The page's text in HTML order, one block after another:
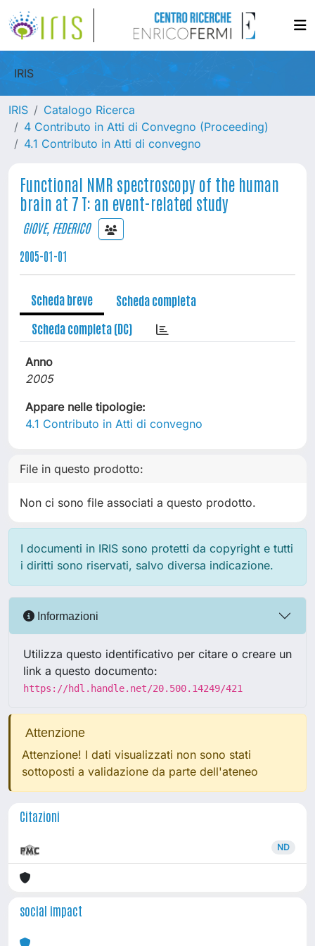
IRIS
IRIS
Catalogo Ricerca
4 Contributo in Atti di Convegno (Proceeding)
4.1 Contributo in Atti di convegno
Functional NMR spectroscopy of the human
brain at 7 T: an event-related study
GIOVE, FEDERICO
2005-01-01
Scheda breve
Scheda completa
Scheda completa (DC)
Anno
2005
Appare nelle tipologie:
4.1 Contributo in Atti di convegno
File in questo prodotto:
Non ci sono file associati a questo prodotto.
I documenti in IRIS sono protetti da copyright e tutti
i diritti sono riservati, salvo diversa indicazione.
Informazioni
Utilizza questo identificativo per citare o creare un
link a questo documento:
https://hdl.handle.net/20.500.14249/421
Attenzione
Attenzione! I dati visualizzati non sono stati
sottoposti a validazione da parte dell'ateneo
Citazioni
ND
social impact